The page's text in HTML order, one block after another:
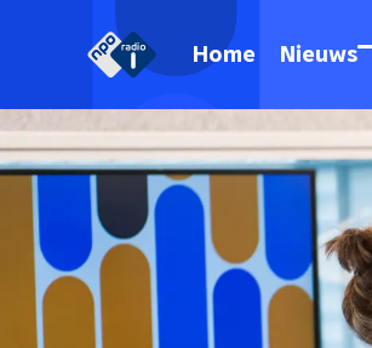
Home Nieuws